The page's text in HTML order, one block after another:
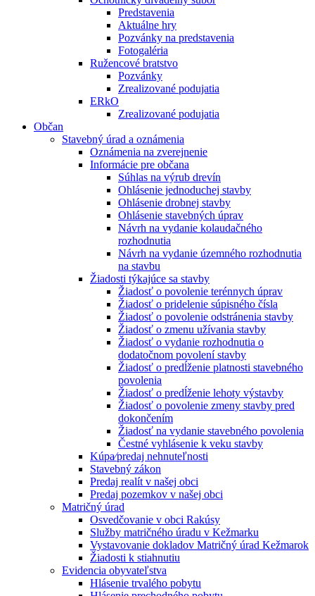
Predstavenia
Aktuálne hry
Pozvánky na predstavenia
Fotogaléria
Ružencové bratstvo
Pozvánky
Zrealizované podujatia
ERkO
Zrealizované podujatia
Občan
Stavebný úrad a oznámenia
Oznámenia na zverejnenie
Informácie pre občana
Súhlas na výrub drevín
Ohlásenie jednoduchej stavby
Ohlásenie drobnej stavby
Ohlásenie stavebných úprav
Návrh na vydanie kolaudačného
rozhodnutia
Návrh na vydanie územného rozhodnutia
na stavbu
Žiadosti týkajúce sa stavby
Žiadosť o povolenie terénnych úprav
Žiadosť o pridelenie súpisného čísla
Žiadosť o povolenie odstránenia stavby
Žiadosť o zmenu užívania stavby
Žiadosť o vydanie rozhodnutia o
dodatočnom povolení stavby
Žiadosť o predĺženie platnosti stavebného
povolenia
Žiadosť o predĺženie lehoty výstavby
Žiadosť o povolenie zmeny stavby pred
dokončením
Žiadosť na vydanie stavebného povolenia
Čestné vyhlásenie k veku stavby
Kúpa⁄predaj nehnuteľnosti
Stavebný zákon
Predaj realít v našej obci
Predaj pozemkov v našej obci
Matričný úrad
Osvedčovanie v obci Rakúsy
Služby matričného úradu v Kežmarku
Vystavovanie dokladov Matričný úrad Kežmarok
Žiadosti k stiahnutiu
Evidencia obyvateľstva
Hlásenie trvalého pobytu